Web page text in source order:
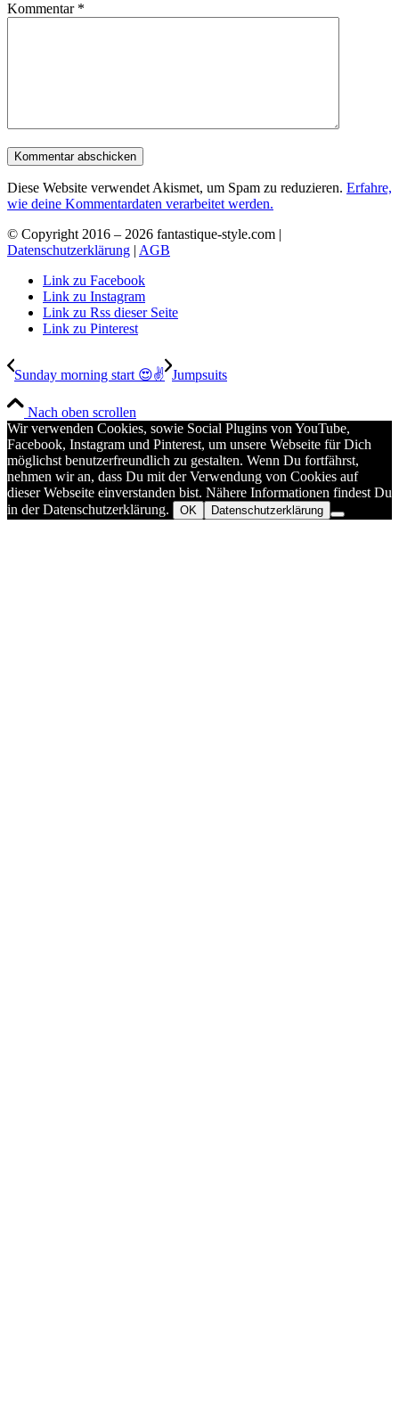
Kommentar *
Diese Website verwendet Akismet, um Spam zu reduzieren. Erfahre,
wie deine Kommentardaten verarbeitet werden.
© Copyright 2016 – 2026 fantastique-style.com |
Datenschutzerklärung | AGB
Link zu Facebook
Link zu Instagram
Link zu Rss dieser Seite
Link zu Pinterest
Sunday morning start 😍✌ Jumpsuits
Nach oben scrollen
Wir verwenden Cookies, sowie Social Plugins von YouTube,
Facebook, Instagram und Pinterest, um unsere Webseite für Dich
möglichst benutzerfreundlich zu gestalten. Wenn Du fortfährst,
nehmen wir an, dass Du mit der Verwendung von Cookies auf
dieser Webseite einverstanden bist. Nähere Informationen findest Du
in der Datenschutzerklärung.
OK Datenschutzerklärung